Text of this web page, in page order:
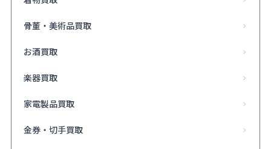
骨董・美術品買取
お酒買取
楽器買取
家電製品買取
金券・切手買取